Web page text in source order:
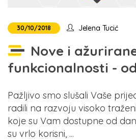
30/10/2018 Jelena Tucić
Nove i
funkcionalnosti -
Pažljivo smo slušali Vaše
radili na razvoju visoko
koje su Vam dostupne od
su vrlo korisni, ...